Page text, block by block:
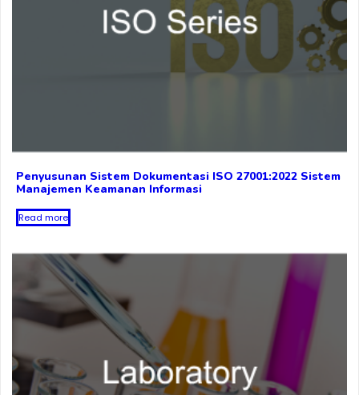
Penyusunan Sistem Dokumentasi ISO 27001:2022 Sistem
Manajemen Keamanan Informasi
Read more